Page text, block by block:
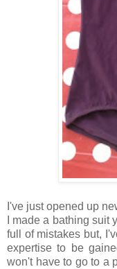
I've just opened up
I made a bathing suit
full of mistakes but,
expertise to be
won't have to go to a